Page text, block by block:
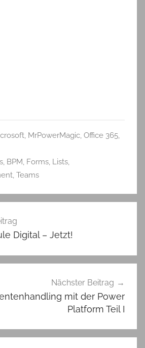
, MrPowerMagic, Office 365,
, BPM, Forms, Lists,
, Teams
Digital – Jetzt!
Nächster Beitrag
mit der Power
Platform Teil I